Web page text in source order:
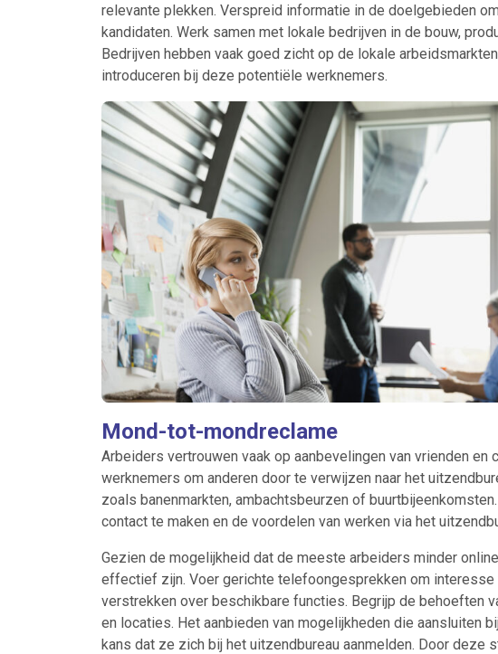
relevante plekken. Verspreid informatie in de doelgebieden
kandidaten. Werk samen met lokale bedrijven in de bouw,
Bedrijven hebben vaak goed zicht op de lokale
introduceren bij deze potentiële werknemers.
Mond-tot-mondreclame
Arbeiders vertrouwen vaak op aanbevelingen van vrienden en
werknemers om anderen door te verwijzen naar het
zoals banenmarkten, ambachtsbeurzen of
contact te maken en de voordelen van werken via het
Gezien de mogelijkheid dat de meeste arbeiders minder
effectief zijn. Voer gerichte telefoongesprekken om
verstrekken over beschikbare functies. Begrijp de behoeften
en locaties. Het aanbieden van mogelijkheden die aansluiten
kans dat ze zich bij het uitzendbureau aanmelden. Door deze